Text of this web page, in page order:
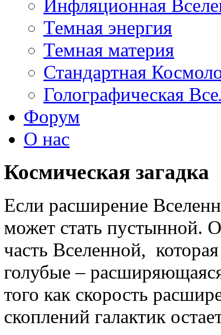
Инфляционная
Темная энергия
Темная материя
Стандартная
Голографическая
Форум
О нас
Космическая загадка
Если расширение
может стать пустынной.
часть Вселенной,
голубые –
того как скорость
скоплений галактик